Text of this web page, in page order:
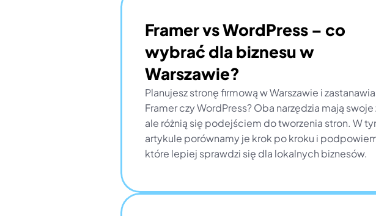
Framer vs WordPress – co
wybrać dla biznesu w
Warszawie?
Planujesz stronę firmową w Warszawie i
Framer czy WordPress? Oba narzędzia mają swoje
ale różnią się podejściem do tworzenia stron. W
artykule porównamy je krok po kroku i
które lepiej sprawdzi się dla lokalnych biznesów.